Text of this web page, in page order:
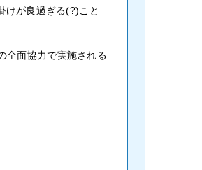
けが良過ぎる(?)こと
全面協力で実施される